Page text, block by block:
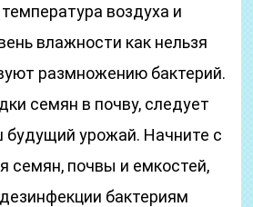
воздуха и
влажности как нельзя
размножению бактерий.
семян в почву, следует
будущий урожай. Начните с
семян, почвы и емкостей,
бактериям